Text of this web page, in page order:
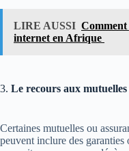
LIRE AUSSI Comment
internet en Afrique
3. Le recours aux mutuelles
Certaines mutuelles ou
peuvent inclure des